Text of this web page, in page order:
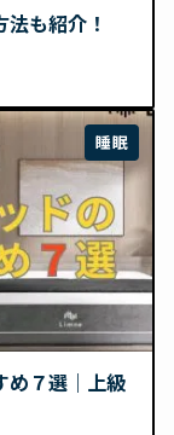
も紹介！
睡眠
め７選｜上級